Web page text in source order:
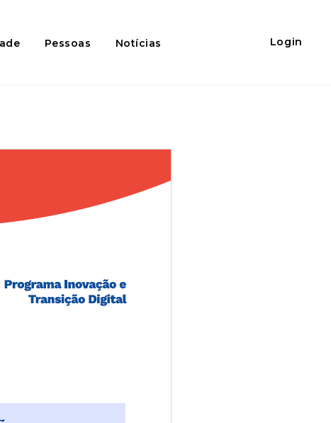
Pessoas Notícias Login